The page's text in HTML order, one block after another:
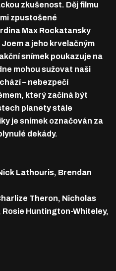
zkušenost. Děj filmu
zpustošené
Max Rockatansky
a jeho krvelačným
snímek poukazuje na
mohou sužovat naši
– nebezpečí
který začíná být
planety stále
je snímek označován za
dekády.
Lathouris, Brendan
Theron, Nicholas
Rosie Huntington-Whiteley,